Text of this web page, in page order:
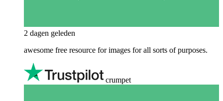
2 dagen geleden
awesome free resource for images for all sorts of purposes.
crumpet